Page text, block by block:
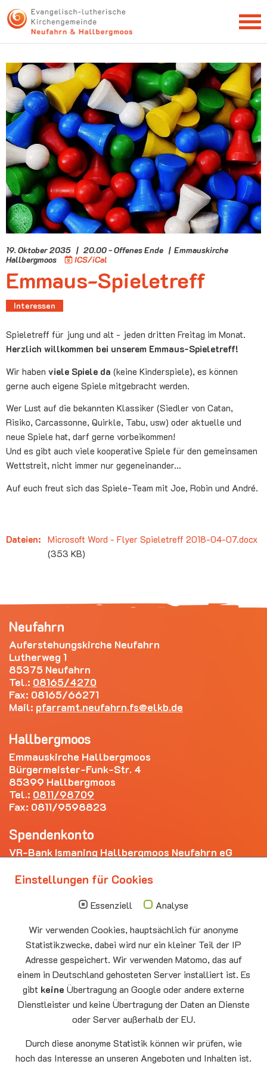
NEWSLETTER
19. Oktober 2035 | 20.00 - Offenes Ende | Emmauskirche
Hallbergmoos
ICS/iCal
Emmaus-Spieletreff
Interessen
Spieletreff für jung und alt - jeden dritten Freitag im Monat.
Herzlich willkommen bei unserem Emmaus-Spieletreff!
Wir haben viele Spiele da (keine Kinderspiele), es können
gerne auch eigene Spiele mitgebracht werden.
Wer Lust auf die bekannten Klassiker (Siedler von Catan,
Risiko, Carcassonne, Quirkle, Tabu, usw) oder aktuelle und
neue Spiele hat, darf gerne vorbeikommen!
Und es gibt auch viele kooperative Spiele für den gemeinsamen
Wettstreit, nicht immer nur gegeneinander...
Auf euch freut sich das Spiele-Team mit Joe, Robin und André.
Dateien: Microsoft Word - Flyer Spieletreff 2018-04-07.docx
(353 KB)
Neufahrn
Auferstehungskirche Neufahrn
Lutherweg 1
85375 Neufahrn
Tel.: 08165/4270
Fax: 08165/66271
Mail: pfarramt.neufahrn.fs elkb.de
Hallbergmoos
Emmauskirche Hallbergmoos
Bürgermeister-Funk-Str. 4
85399 Hallbergmoos
Tel.: 0811/98709
Fax: 0811/9598823
Spendenkonto
VR-Bank Ismaning Hallbergmoos Neufahrn eG
Die nächsten Termine
10.00 - 11.00
Auferstehungskirche Neufahrn
Montag
15.00 - 17.00
10.08
Senioren-Spieletreff Neufahrn
Auferstehungskirche Neufahrn
Mittwoch
20.00 Offenes Ende
Godtimes
Facebook
Einstellungen für Cookies
Essenziell
Analyse
Wir verwenden Cookies, hauptsächlich für anonyme
Statistikzwecke, dabei wird nur ein kleiner Teil der IP
Adresse gespeichert. Wir verwenden Matomo, das auf
einem in Deutschland gehosteten Server installiert ist. Es
gibt keine Übertragung an Google oder andere externe
Dienstleister und keine Übertragung der Daten an Dienste
oder Server außerhalb der EU.
Durch diese anonyme Statistik können wir prüfen, wie
hoch das Interesse an unseren Angeboten und Inhalten ist.